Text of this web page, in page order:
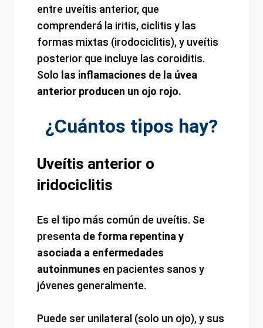
entre uveítis anterior, que
comprenderá la iritis, ciclitis y las
formas mixtas (irodociclitis), y uveítis
posterior que incluye las coroiditis.
Solo las inflamaciones de la úvea
anterior producen un ojo rojo.
¿Cuántos tipos hay?
Uveítis anterior o
iridociclitis
Es el tipo más común de uveítis. Se
presenta de forma repentina y
asociada a enfermedades
autoinmunes en pacientes sanos y
jóvenes generalmente.
Puede ser unilateral (solo un ojo), y sus